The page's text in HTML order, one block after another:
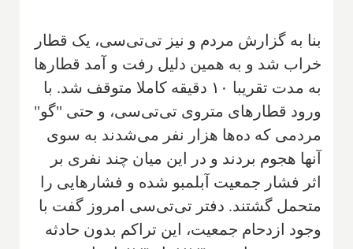
بنا به گزارش مردم و نیز تی‌تی‌سی، یک قطار
خراب شد و به همین دلیل رفت و آمد قطارها
به مدت تقریبا ۱۰ دقیقه کاملا متوقف شد. با
ورود قطارهای متروی تی‌تی‌سی، و حتی "گو"
مردمی که ده‌ها هزار نفر می‌شدند به سوی
آنها هجوم بردند و در این میان چند نفری بر
اثر فشار جمعیت آبلمبو شده و فشارهایی را
متحمل گشتند. دفتر تی‌تی‌سی امروز گفت با
وجود ازدحام جمعیت، این تراکم بدون حادثه